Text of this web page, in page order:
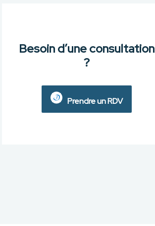
Besoin d’une consultation
?
Prendre un RDV